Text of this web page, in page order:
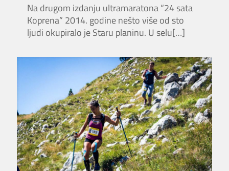
Na drugom izdanju ultramaratona “24 sata
Koprena” 2014. godine nešto više od sto
ljudi okupiralo je Staru planinu. U selu[…]